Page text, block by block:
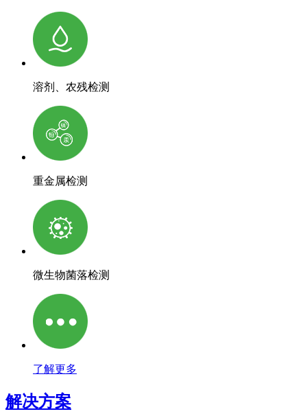
溶剂、农残检测
重金属检测
微生物菌落检测
了解更多
解决方案